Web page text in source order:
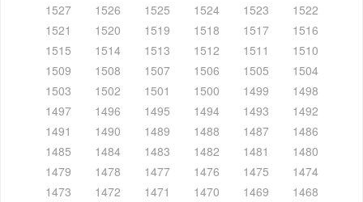
1527
1526 1525 1524 1523
1522
1521
1520 1519 1518 1517
1516
1515
1514 1513 1512 1511
1510
1509
1508 1507 1506 1505
1504
1503
1502 1501 1500 1499
1498
1497
1496 1495 1494 1493
1492
1491
1490 1489 1488 1487
1486
1485
1484 1483 1482 1481
1480
1479
1478 1477 1476 1475
1474
1473
1472 1471 1470 1469
1468